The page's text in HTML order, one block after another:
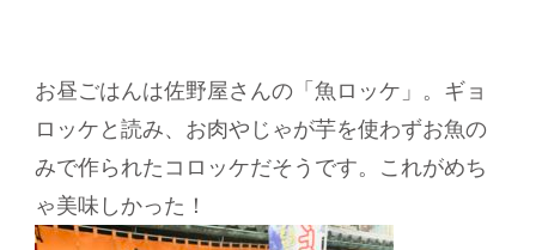
お昼ごはんは佐野屋さんの「魚ロッケ」。ギョ
ロッケと読み、お肉やじゃが芋を使わずお魚の
みで作られたコロッケだそうです。これがめち
ゃ美味しかった！